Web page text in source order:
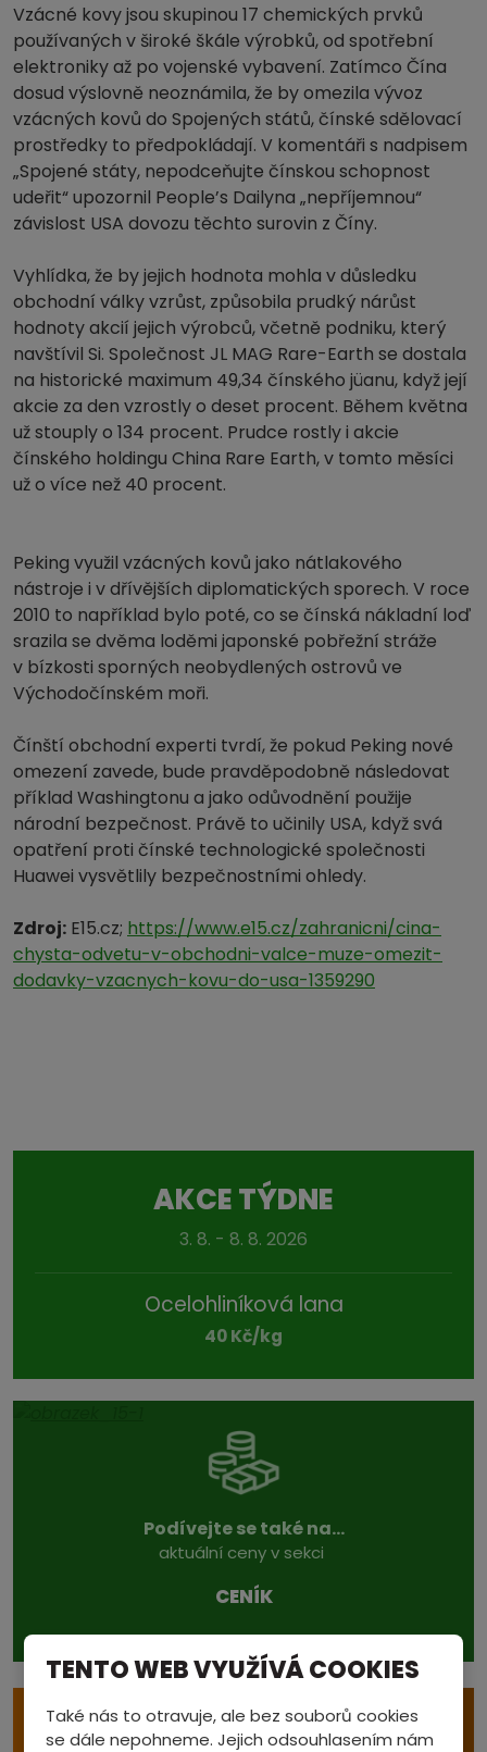
Vzácné kovy jsou skupinou 17 chemických prvků
používaných v široké škále výrobků, od spotřební
elektroniky až po vojenské vybavení. Zatímco Čína
dosud výslovně neoznámila, že by omezila vývoz
vzácných kovů do Spojených států, čínské sdělovací
prostředky to předpokládají. V komentáři s nadpisem
„Spojené státy, nepodceňujte čínskou schopnost
udeřit“ upozornil People’s Dailyna „nepříjemnou“
závislost USA dovozu těchto surovin z Číny.
Vyhlídka, že by jejich hodnota mohla v důsledku
obchodní války vzrůst, způsobila prudký nárůst
hodnoty akcií jejich výrobců, včetně podniku, který
navštívil Si. Společnost JL MAG Rare-Earth se dostala
na historické maximum 49,34 čínského jüanu, když její
akcie za den vzrostly o deset procent. Během května
už stouply o 134 procent. Prudce rostly i akcie
čínského holdingu China Rare Earth, v tomto měsíci
už o více než 40 procent.
Peking využil vzácných kovů jako nátlakového
nástroje i v dřívějších diplomatických sporech. V roce
2010 to například bylo poté, co se čínská nákladní loď
srazila se dvěma loděmi japonské pobřežní stráže
v bízkosti sporných neobydlených ostrovů ve
Východočínském moři.
Čínští obchodní experti tvrdí, že pokud Peking nové
omezení zavede, bude pravděpodobně následovat
příklad Washingtonu a jako odůvodnění použije
národní bezpečnost. Právě to učinily USA, když svá
opatření proti čínské technologické společnosti
Huawei vysvětlily bezpečnostními ohledy.
Zdroj: E15.cz; https://www.e15.cz/zahranicni/cina-
chysta-odvetu-v-obchodni-valce-muze-omezit-
dodavky-vzacnych-kovu-do-usa-1359290
AKCE TÝDNE
3. 8. - 8. 8. 2026
Ocelohliníková lana
40 Kč/kg
Podívejte se také na...
aktuální ceny v sekci
CENÍK
eVÝKUP S ODVOZEM
TENTO WEB VYUŽÍVÁ COOKIES
Také nás to otravuje, ale bez souborů cookies
se dále nepohneme. Jejich odsouhlasením nám